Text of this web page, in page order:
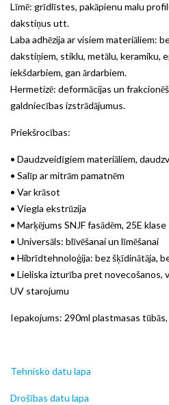
Līmē: grīdlīstes, pakāpienu malu
dakstiņus utt.
Laba adhēzija ar visiem materiāliem:
dakstiņiem, stiklu, metālu, keramiku,
iekšdarbiem, gan ārdarbiem.
Hermetizē: deformācijas un
galdniecības izstrādājumus.
Priekšrocības:
• Daudzveidīgiem materiāliem,
• Salīp ar mitrām pamatnēm
• Var krāsot
• Viegla ekstrūzija
• Marķējums SNJF fasādēm, 25E klase
• Universāls: blīvēšanai un līmēšanai
• Hibrīdtehnoloģija: bez šķīdinātāja,
• Lieliska izturība pret novecošanos,
UV starojumu
Iepakojums: 290ml plastmasas tūbās,
Tehnisko datu lapa
Drošības datu lapa